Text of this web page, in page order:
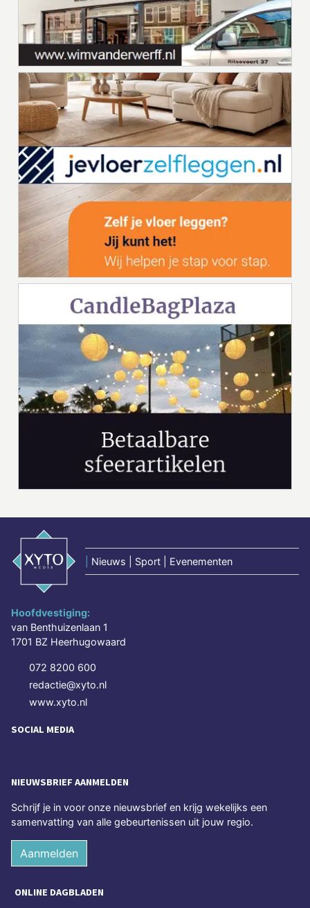
Nieuws | Sport | Evenementen
Hoofdvestiging:
van Benthuizenlaan 1
1701 BZ Heerhugowaard
072 8200 600
redactie@xyto.nl
www.xyto.nl
SOCIAL MEDIA
NIEUWSBRIEF AANMELDEN
Schrijf je in voor onze nieuwsbrief en krijg wekelijks een
samenvatting van alle gebeurtenissen uit jouw regio.
Aanmelden
ONLINE DAGBLADEN